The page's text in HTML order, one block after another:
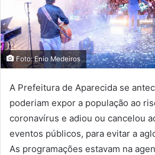
Foto: Enio Medeiros
A Prefeitura de Aparecida se
poderiam expor a população ao
coronavírus e adiou ou cancelou
eventos públicos, para evitar a
As programações estavam na